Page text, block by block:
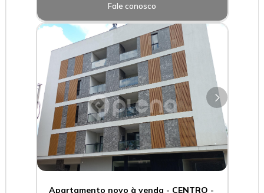
Fale conosco
Apartamento novo à venda - CENTRO -